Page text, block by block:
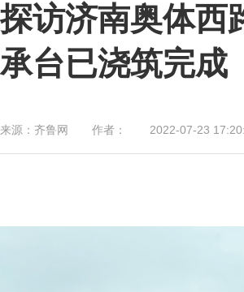
探访济南奥体西
承台已浇筑完成
来源： 齐鲁网 作者： 2022-07-23